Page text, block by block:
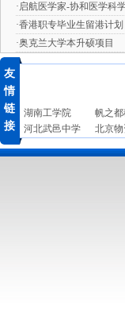
· 启航医学家-协和医学科
·香港职专毕业生留港计划
·奥克兰大学本升硕项目
友
情
链
接
湖南工学院 帆之都
河北武邑中学
北京